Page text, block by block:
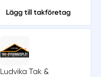
Lägg till takföretag
Ludvika Tak &